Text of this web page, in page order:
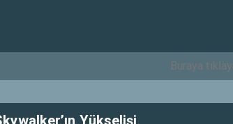
Yükselişi